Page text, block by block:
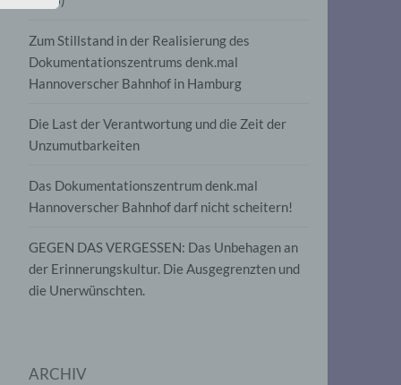
Zum Stillstand in der Realisierung des
Dokumentationszentrums denk.mal
Hannoverscher Bahnhof in Hamburg
Die Last der Verantwortung und die Zeit der
Unzumutbarkeiten
Das Dokumentationszentrum denk.mal
Hannoverscher Bahnhof darf nicht scheitern!
GEGEN DAS VERGESSEN: Das Unbehagen an
der Erinnerungskultur. Die Ausgegrenzten und
die Unerwünschten.
ARCHIV